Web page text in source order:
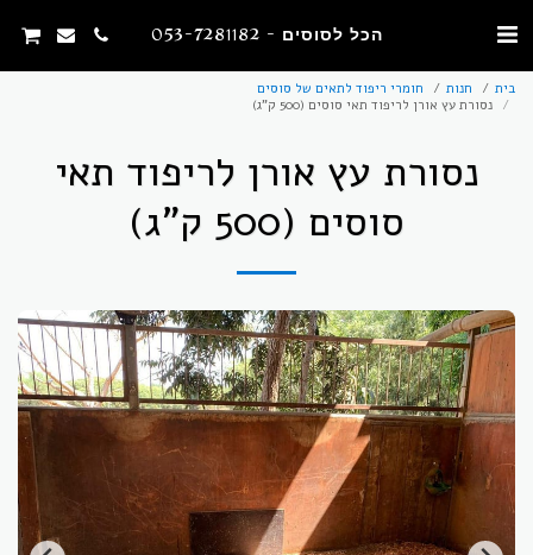
הכל לסוסים - 053-7281182
בית חנות
חומרי ריפוד לתאים של סוסים
נסורת עץ אורן לריפוד תאי סוסים (500 ק"ג)
נסורת עץ אורן לריפוד תאי
סוסים (500 ק"ג)